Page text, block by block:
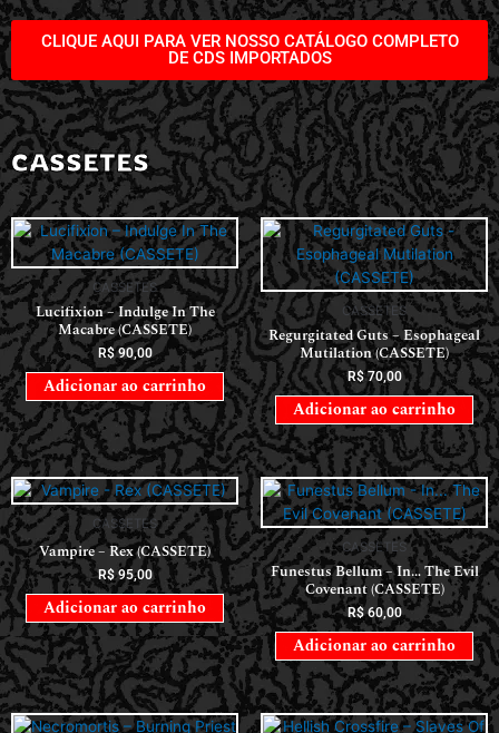
CLIQUE AQUI PARA VER NOSSO CATÁLOGO COMPLETO
DE CDS IMPORTADOS
CASSETES
CASSETES
Lucifixion – Indulge In The
Macabre (CASSETE)
R$90,00
Adicionar ao carrinho
CASSETES
Regurgitated Guts – Esophageal
Mutilation (CASSETE)
R$70,00
Adicionar ao carrinho
CASSETES
Vampire – Rex (CASSETE)
R$95,00
Adicionar ao carrinho
CASSETES
Funestus Bellum – In… The Evil
Covenant (CASSETE)
R$60,00
Adicionar ao carrinho